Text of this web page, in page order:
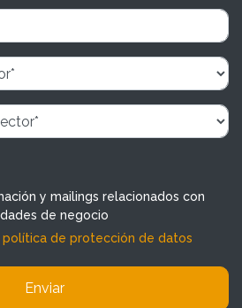
y mailings relacionados con
de negocio
política de protección de datos
Enviar